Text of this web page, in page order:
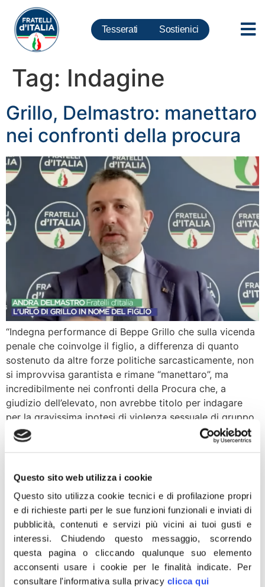
Questo sito web utilizza i cookie
Questo sito utilizza cookie tecnici e di profilazione propri
e di richieste parti per le sue funzioni funzionali e inviati di
pubblicità, contenuti e servizi più vicini ai tuoi gusti e
interessi.Chiudendo questo messaggio, scorrendo
questa pagina o cliccando qualunque suo elemento
acconsenti usare i cookie per le finalità indicate. Per
consultare l'informativa sulla privacy clicca qui
Tesserati Sostienici
Tag: Indagine
Grillo, Delmastro: manettaro
nei confronti della procura
“Indegna performance di Beppe Grillo che sulla vicenda
penale che coinvolge il figlio, a differenza di quanto
sostenuto da altre forze politiche sarcasticamente, non
si improvvisa garantista e rimane “manettaro”, ma
incredibilmente nei confronti della Procura che, a
giudizio dell’elevato, non avrebbe titolo per indagare
per la gravissima ipotesi di violenza sessuale di gruppo.
Nei […]
incompetenza non avevamo
dubbi, ma se indagini
confermassero quanto
riportato in accuse
questione sarebbe più